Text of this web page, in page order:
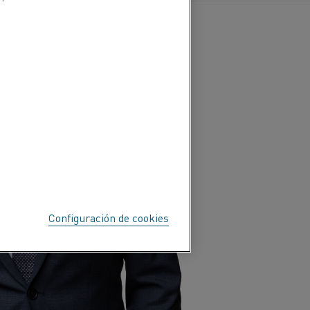
Configuración de cookies